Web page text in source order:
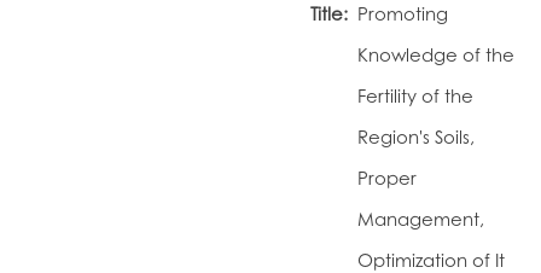
Title: Promoting
Knowledge of the
Fertility of the
Region's Soils,
Proper
Management,
Optimization of It